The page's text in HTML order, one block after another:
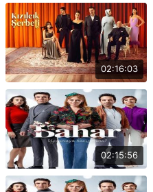
02:16:03
02:15:56